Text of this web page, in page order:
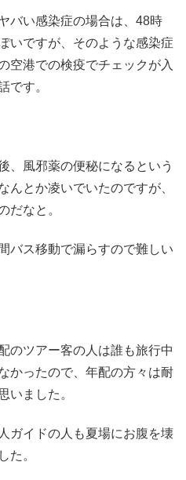
バい感染症の場合は、48時
いですが、そのような感染症
空港での検疫でチェックが入
です。
、風邪薬の便秘になるという
んとか凌いでいたのですが、
だなと。
バス移動で漏らすので難しい
のツアー客の人は誰も旅行中
かったので、年配の方々は耐
いました。
ガイドの人も夏場にお腹を壊
た。